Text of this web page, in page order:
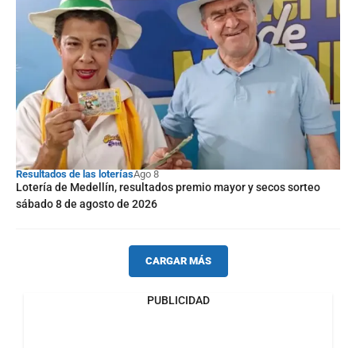
Resultados de las loteríasAgo 8
Lotería de Medellín, resultados premio mayor y secos sorteo
sábado 8 de agosto de 2026
CARGAR MÁS
PUBLICIDAD